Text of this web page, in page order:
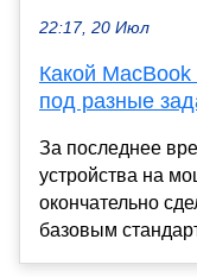
22:17, 20 Июл
Какой
под разные
За последнее
устройства на
окончательно
базовым